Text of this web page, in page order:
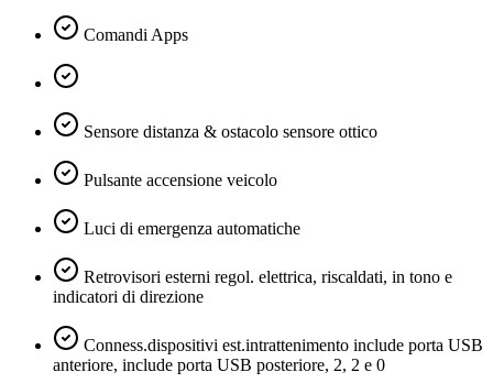
Comandi Apps
Sensore distanza & ostacolo sensore ottico
Pulsante accensione veicolo
Luci di emergenza automatiche
Retrovisori esterni regol. elettrica, riscaldati, in tono e
indicatori di direzione
Conness.dispositivi est.intrattenimento include porta USB
anteriore, include porta USB posteriore, 2, 2 e 0